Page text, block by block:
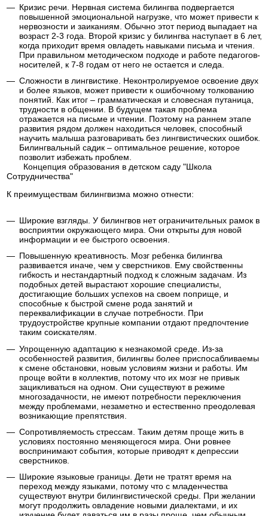
Кризис речи. Нервная система билингва подвергается
повышенной эмоциональной нагрузке, что может привести к
нервозности и заиканиям. Обычно этот период выпадает на
возраст 2-3 года. Второй кризис у билингва наступает в 6 лет,
когда приходит время овладеть навыками письма и чтения.
При правильном методическом подходе и работе педагогов-
носителей, к 7-8 годам от него не остается и следа.
Сложности в лингвистике. Неконтролируемое освоение двух
и более языков, может привести к ошибочному толкованию
понятий. Как итог – грамматическая и словесная путаница,
трудности в общении. В будущем такая проблема
отражается на письме и чтении. Поэтому на раннем этапе
развития рядом должен находиться человек, способный
научить малыша разговаривать без лингвистических ошибок.
Билингвальный садик – оптимальное решение, которое
позволит избежать проблем.
Концепция образования в детском саду "Школа
Сотрудничества"
К преимуществам билингвизма можно отнести:
Широкие взгляды. У билингвов нет ограничительных рамок в
восприятии окружающего мира. Они открыты для новой
информации и ее быстрого освоения.
Повышенную креативность. Мозг ребенка билингва
развивается иначе, чем у сверстников. Ему свойственны
гибкость и нестандартный подход к сложным задачам. Из
подобных детей вырастают хорошие специалисты,
достигающие больших успехов на своем поприще, и
способные к быстрой смене рода занятий и
переквалификации в случае потребности. При
трудоустройстве крупные компании отдают предпочтение
таким соискателям.
Упрощенную адаптацию к незнакомой среде. Из-за
особенностей развития, билингвы более приспосабливаемы
к смене обстановки, новым условиям жизни и работы. Им
проще войти в коллектив, потому что их мозг не привык
зацикливаться на одном. Они существуют в режиме
многозадачности, не имеют потребности переключения
между проблемами, незаметно и естественно преодолевая
возникающие препятствия.
Сопротивляемость стрессам. Таким детям проще жить в
условиях постоянно меняющегося мира. Они ровнее
воспринимают события, которые приводят к депрессии
сверстников.
Широкие языковые границы. Дети не тратят время на
переход между языками, потому что с младенчества
существуют внутри билингвистической среды. При желании
могут продолжить овладение новыми диалектами, и их